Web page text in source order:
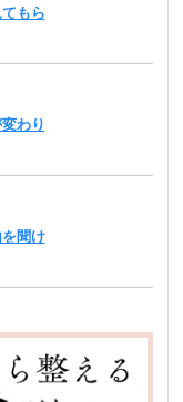
もら
わり
聞け